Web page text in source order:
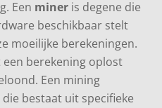
Een miner is degene die
beschikbaar stelt
moeilijke berekeningen.
berekening oplost
Een mining
bestaat uit specifieke